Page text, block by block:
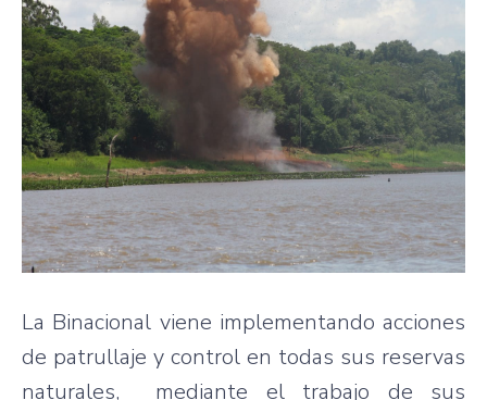
La Binacional viene implementando acciones
de patrullaje y control en todas sus reservas
naturales, mediante el trabajo de sus